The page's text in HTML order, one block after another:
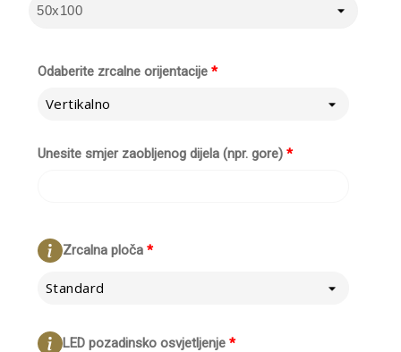
*
Odaberite zrcalne orijentacije
Vertikalno
*
Unesite smjer zaobljenog dijela (npr. gore)
*
Zrcalna ploča
Standard
*
LED pozadinsko osvjetljenje